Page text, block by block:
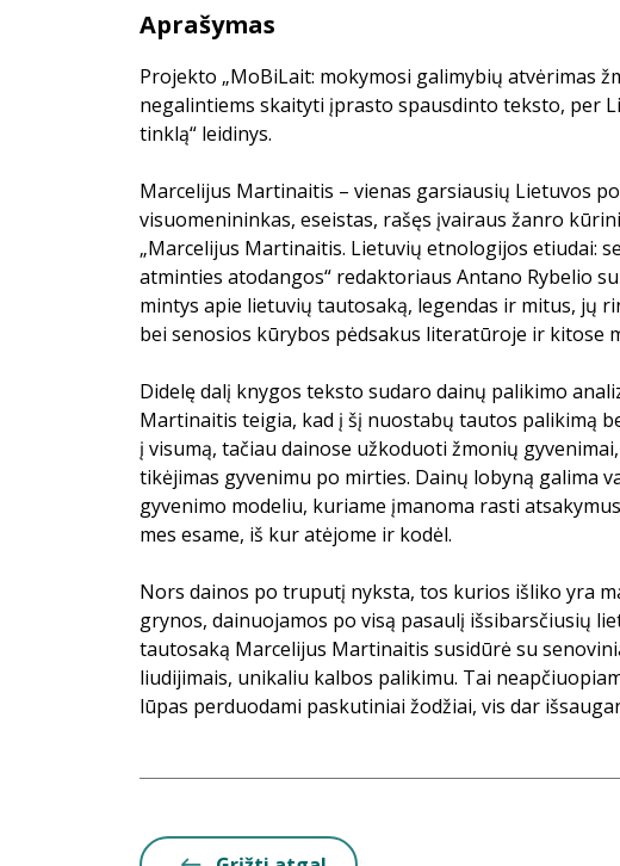
Aprašymas
Projekto „MoBiLait: mokymosi galimybių atvėrimas
negalintiems skaityti įprasto spausdinto teksto, per
tinklą“ leidinys.
Marcelijus Martinaitis – vienas garsiausių Lietuvos
visuomenininkas, eseistas, rašęs įvairaus žanro
„Marcelijus Martinaitis. Lietuvių etnologijos etiudai:
atminties atodangos“ redaktoriaus Antano Rybelio
mintys apie lietuvių tautosaką, legendas ir mitus, jų
bei senosios kūrybos pėdsakus literatūroje ir kitose
Didelę dalį knygos teksto sudaro dainų palikimo
Martinaitis teigia, kad į šį nuostabų tautos palikimą
į visumą, tačiau dainose užkoduoti žmonių
tikėjimas gyvenimu po mirties. Dainų lobyną galima
gyvenimo modeliu, kuriame įmanoma rasti
mes esame, iš kur atėjome ir kodėl.
Nors dainos po truputį nyksta, tos kurios išliko yra
grynos, dainuojamos po visą pasaulį išsibarsčiusių
tautosaką Marcelijus Martinaitis susidūrė su
liudijimais, unikaliu kalbos palikimu. Tai
lūpas perduodami paskutiniai žodžiai, vis dar